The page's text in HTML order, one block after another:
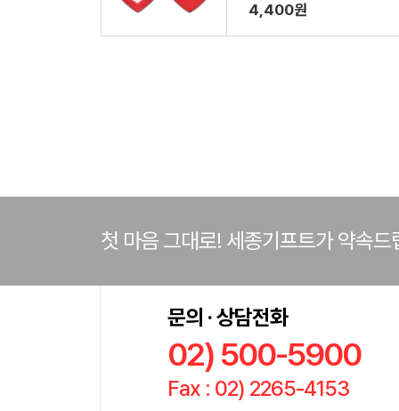
4,400원
첫 마음 그대로! 세종기프트가 약속드
문의 · 상담전화
02) 500-5900
Fax : 02) 2265-4153